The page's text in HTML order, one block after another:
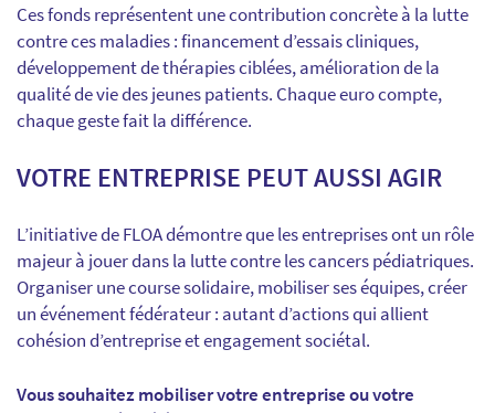
Ces fonds représentent une contribution concrète à la lutte
contre ces maladies : financement d’essais cliniques,
développement de thérapies ciblées, amélioration de la
qualité de vie des jeunes patients. Chaque euro compte,
chaque geste fait la différence.
VOTRE ENTREPRISE PEUT AUSSI AGIR
L’initiative de FLOA démontre que les entreprises ont un rôle
majeur à jouer dans la lutte contre les cancers pédiatriques.
Organiser une course solidaire, mobiliser ses équipes, créer
un événement fédérateur : autant d’actions qui allient
cohésion d’entreprise et engagement sociétal.
Vous souhaitez mobiliser votre entreprise ou votre